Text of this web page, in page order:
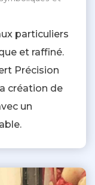
particuliers
et raffiné.
Précision
création de
un